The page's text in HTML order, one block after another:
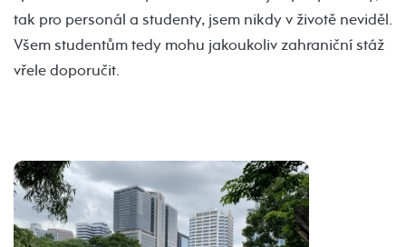
tak pro personál a studenty, jsem nikdy v životě neviděl.
Všem studentům tedy mohu jakoukoliv zahraniční stáž
vřele doporučit.